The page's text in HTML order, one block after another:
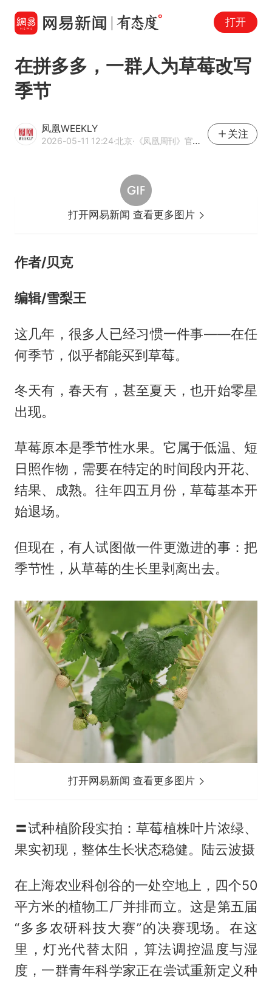
打开
在拼多多，一群人为草莓改写
季节
凤凰WEEKLY
2026-05-11 12:24·北京·《凤凰周刊》官方账号
关注
打开网易新闻 查看更多图片
作者/贝克
编辑/雪梨王
这几年，很多人已经习惯一件事——在任
何季节，似乎都能买到草莓。
冬天有，春天有，甚至夏天，也开始零星
出现。
草莓原本是季节性水果。它属于低温、短
日照作物，需要在特定的时间段内开花、
结果、成熟。往年四五月份，草莓基本开
始退场。
但现在，有人试图做一件更激进的事：把
季节性，从草莓的生长里剥离出去。
打开网易新闻 查看更多图片
〓试种植阶段实拍：草莓植株叶片浓绿、
果实初现，整体生长状态稳健。陆云波摄
在上海农业科创谷的一处空地上，四个50
平方米的植物工厂并排而立。这是第五届
“多多农研科技大赛”的决赛现场。在这
里，灯光代替太阳，算法调控温度与湿
度，一群青年科学家正在尝试重新定义种